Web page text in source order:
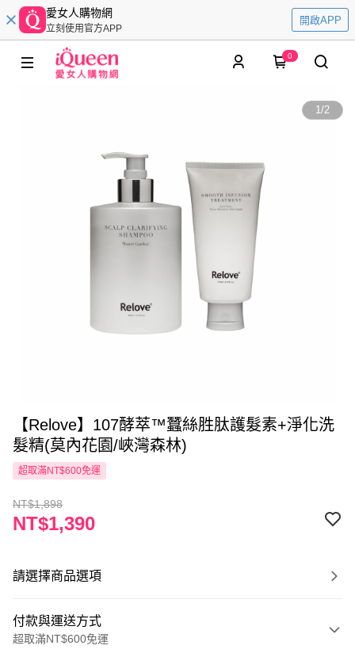
愛女人購物網
立刻使用官方APP
開啟APP
0
1/2
【Relove】107酵萃™蠶絲胜肽護髮素+淨化洗
髮精(莫內花園/峽灣森林)
超取滿NT$600免運
NT$1,898
NT$1,390
請選擇商品選項
付款與運送方式
超取滿NT$600免運